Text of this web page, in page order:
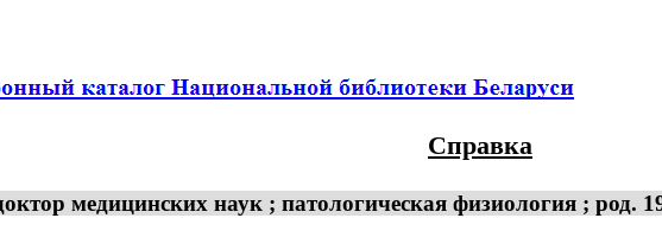
Справка
медицинских наук ; патологическая физиология ; род.